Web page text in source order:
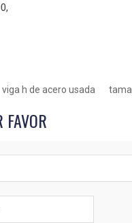
viga h de acero usada